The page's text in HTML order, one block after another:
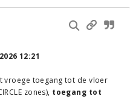
12:21
vroege toegang tot de vloer
zones), toegang tot